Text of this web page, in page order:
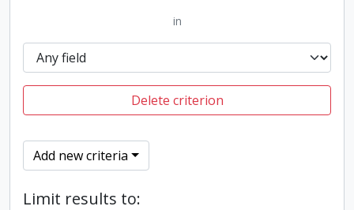
in
Delete criterion
Add new criteria
Limit results to: